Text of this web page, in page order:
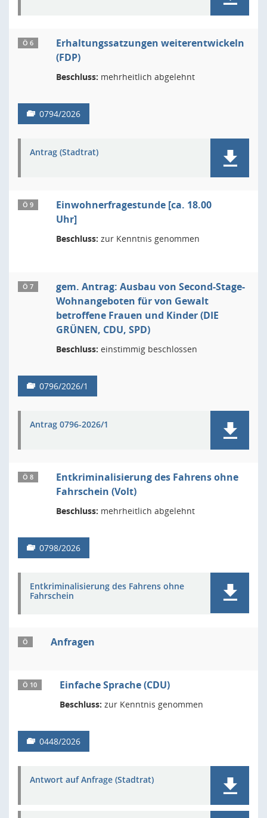
Ö 6
Erhaltungssatzungen weiterentwickeln
(FDP)
Beschluss: mehrheitlich abgelehnt
0794/2026
Antrag (Stadtrat)
Ö 9
Einwohnerfragestunde [ca. 18.00
Uhr]
Beschluss: zur Kenntnis genommen
Ö 7
gem. Antrag: Ausbau von Second-Stage-
Wohnangeboten für von Gewalt
betroffene Frauen und Kinder (DIE
GRÜNEN, CDU, SPD)
Beschluss: einstimmig beschlossen
0796/2026/1
Antrag 0796-2026/1
Ö 8
Entkriminalisierung des Fahrens ohne
Fahrschein (Volt)
Beschluss: mehrheitlich abgelehnt
0798/2026
Entkriminalisierung des Fahrens ohne
Fahrschein
Ö Anfragen
Ö 10 Einfache Sprache (CDU)
Beschluss: zur Kenntnis genommen
0448/2026
Antwort auf Anfrage (Stadtrat)